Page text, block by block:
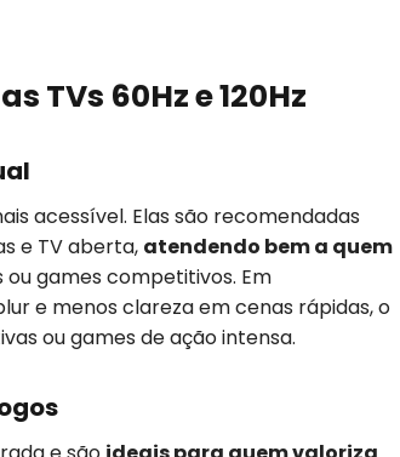
TVs 60Hz e 120Hz
acessível. Elas são recomendadas
e TV aberta, atendendo bem a quem
games competitivos. Em
e menos clareza em cenas rápidas, o
ou games de ação intensa.